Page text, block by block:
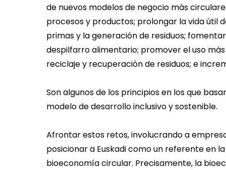
de nuevos modelos de negocio más
procesos y productos; prolongar la vida útil
primas y la generación de residuos;
despilfarro alimentario; promover el uso
reciclaje y recuperación de residuos; e
Son algunos de los principios en los que
modelo de desarrollo inclusivo y sostenible.
Afrontar estos retos, involucrando a
posicionar a Euskadi como un referente en
bioeconomía circular. Precisamente, la